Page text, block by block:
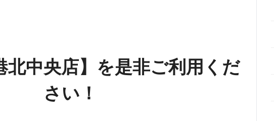
北中央店】を是非ご利用くだ
さい！